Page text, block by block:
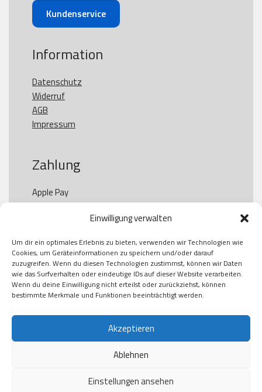
Einwilligung verwalten
Um dir ein optimales Erlebnis zu bieten, verwenden wir Technologien wie
Cookies, um Geräteinformationen zu speichern und/oder darauf
zuzugreifen. Wenn du diesen Technologien zustimmst, können wir Daten
wie das Surfverhalten oder eindeutige IDs auf dieser Website verarbeiten.
Wenn du deine Einwilligung nicht erteilst oder zurückziehst, können
bestimmte Merkmale und Funktionen beeinträchtigt werden.
Akzeptieren
Ablehnen
Einstellungen ansehen
Kundenservice
Information
Datenschutz
Widerruf
AGB
Impressum
Zahlung
Apple Pay
Paypal
Kauf auf Rechung
Klarna
American Express